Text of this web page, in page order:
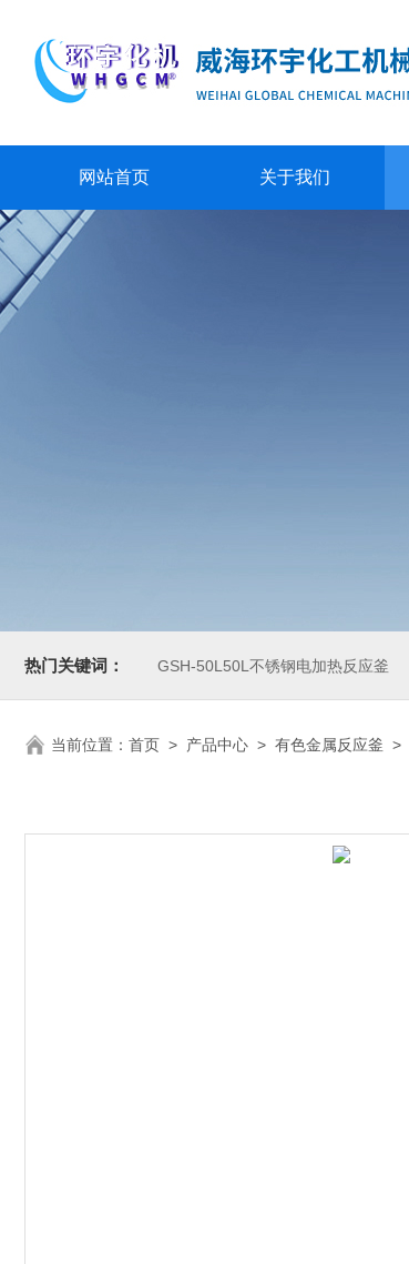
网站首页 关于我们
热门关键词： GSH-50L50L不锈钢电加热反应釜
当前位置： 首页 > 产品中心 > 有色金属反应釜 >